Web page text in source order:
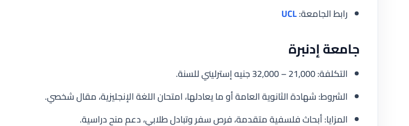
رابط الجامعة:UCL
جامعة إدنبرة
التكلفة: 21,000 – 32,000 جنيه إسترليني للسنة.
الشروط: شهادة الثانوية العامة أو ما يعادلها، امتحان اللغة الإنجليزية، مقال شخصي.
المزايا: أبحاث فلسفية متقدمة، فرص سفر وتبادل طلابي، دعم منح دراسية.